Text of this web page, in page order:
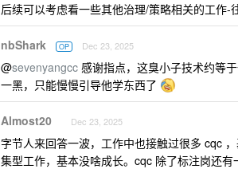
后续可以考虑看一些其他治理/策略相关的工作-
nbShark OP Dec 23, 2025
@sevenyangcc 感谢指点，这臭小子技术约等
一黑，只能慢慢引导他学东西了
Almost20 Dec 23, 2025
字节人来回答一波，工作中也接触过很多 cqc
集型工作，基本没啥成长。cqc 除了标注岗还